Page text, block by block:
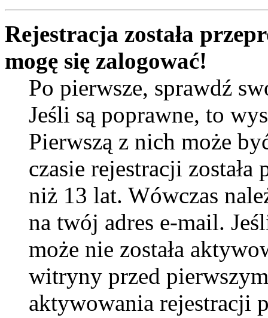
Rejestracja została
mogę się zalogować!
Po pierwsze, sprawdź
Jeśli są poprawne, to
Pierwszą z nich może
czasie rejestracji
niż 13 lat. Wówczas
na twój adres e-mail.
może nie została
witryny przed
aktywowania rejestracji